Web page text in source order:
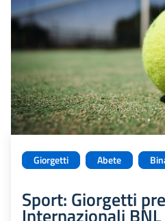
Giorgetti Abete
Sport: Giorgetti
Internazionali